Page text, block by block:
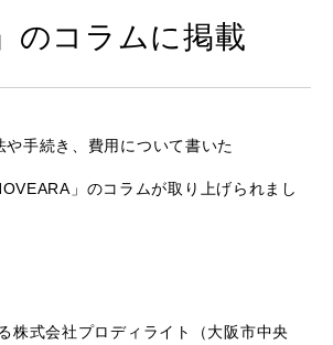
のコラムに掲載
や手続き、費用について書いた
」のコラムが取り上げられまし
株式会社プロディライト（大阪市中央